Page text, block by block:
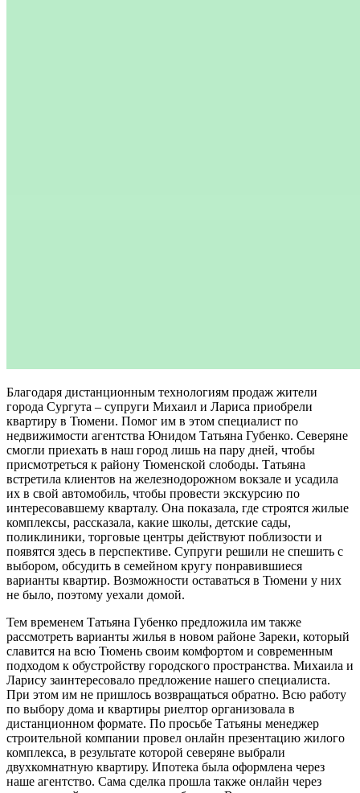
Благодаря дистанционным технологиям продаж жители
города Сургута – супруги Михаил и Лариса приобрели
квартиру в Тюмени. Помог им в этом специалист по
недвижимости агентства Юнидом Татьяна Губенко. Северяне
смогли приехать в наш город лишь на пару дней, чтобы
присмотреться к району Тюменской слободы. Татьяна
встретила клиентов на железнодорожном вокзале и усадила
их в свой автомобиль, чтобы провести экскурсию по
интересовавшему кварталу. Она показала, где строятся жилые
комплексы, рассказала, какие школы, детские сады,
поликлиники, торговые центры действуют поблизости и
появятся здесь в перспективе. Супруги решили не спешить с
выбором, обсудить в семейном кругу понравившиеся
варианты квартир. Возможности оставаться в Тюмени у них
не было, поэтому уехали домой.
Тем временем Татьяна Губенко предложила им также
рассмотреть варианты жилья в новом районе Зареки, который
славится на всю Тюмень своим комфортом и современным
подходом к обустройству городского пространства. Михаила и
Ларису заинтересовало предложение нашего специалиста.
При этом им не пришлось возвращаться обратно. Всю работу
по выбору дома и квартиры риелтор организовала в
дистанционном формате. По просьбе Татьяны менеджер
строительной компании провел онлайн презентацию жилого
комплекса, в результате которой северяне выбрали
двухкомнатную квартиру. Ипотека была оформлена через
наше агентство. Сама сделка прошла также онлайн через